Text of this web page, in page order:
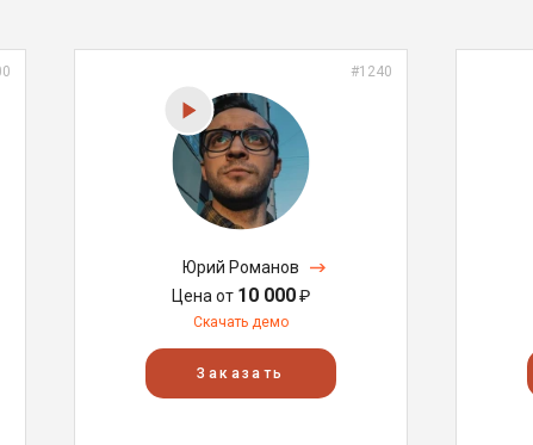
#1240
Юрий Романов
Цена от 10 000₽
Скачать демо
Заказать